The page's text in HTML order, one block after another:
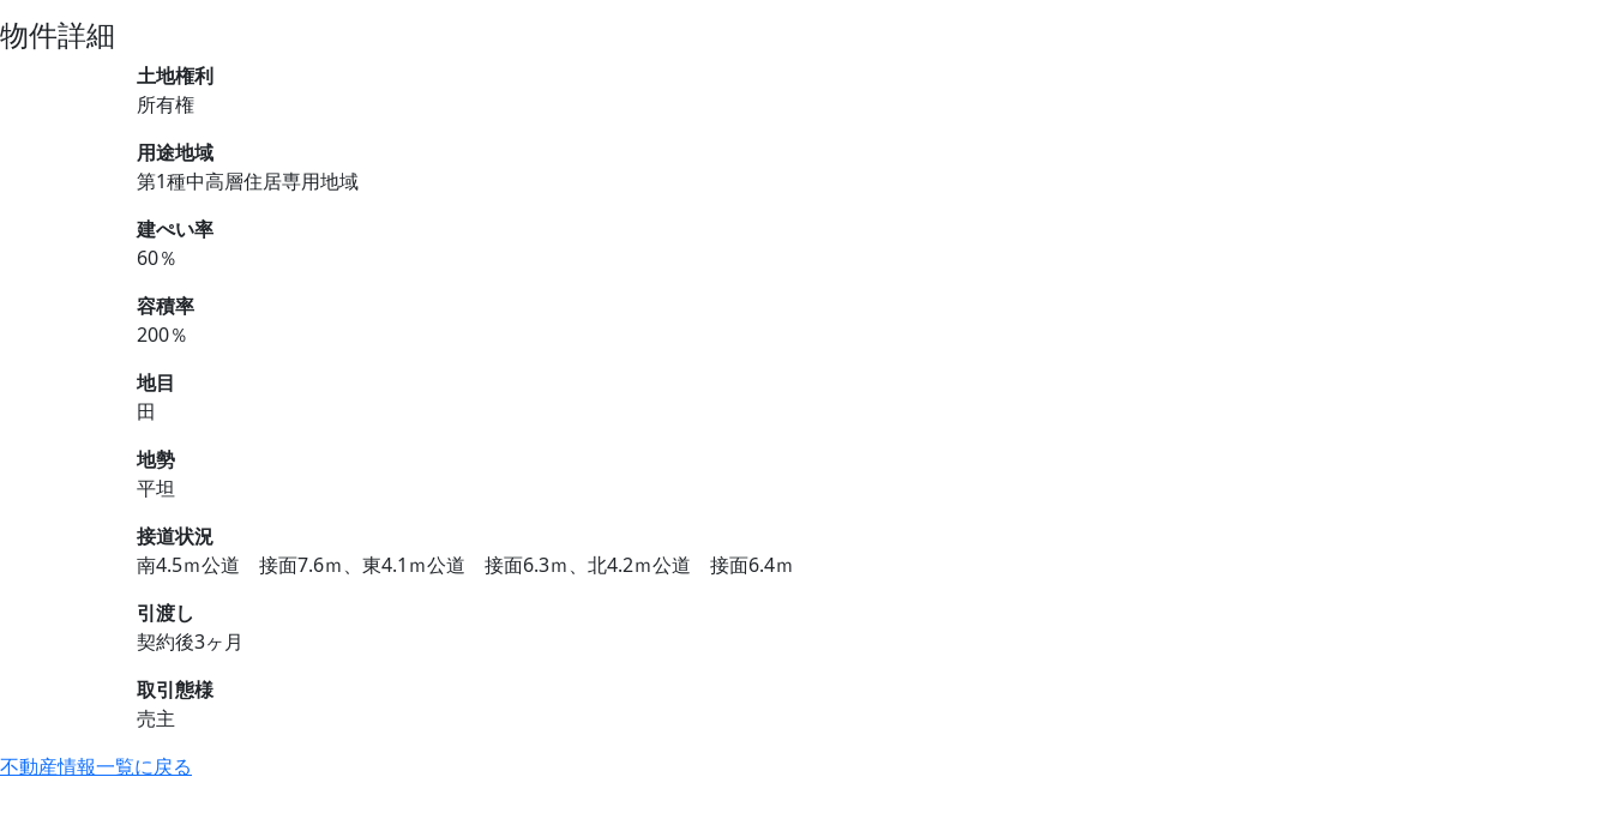
物件詳細
土地権利
所有権
用途地域
第1種中高層住居専用地域
建ぺい率
60％
容積率
200％
地目
田
地勢
平坦
接道状況
南4.5ｍ公道 接面7.6ｍ、東4.1ｍ公道 接面6.3ｍ、北4.2ｍ公道 接面6.4ｍ
引渡し
契約後3ヶ月
取引態様
売主
不動産情報一覧に戻る